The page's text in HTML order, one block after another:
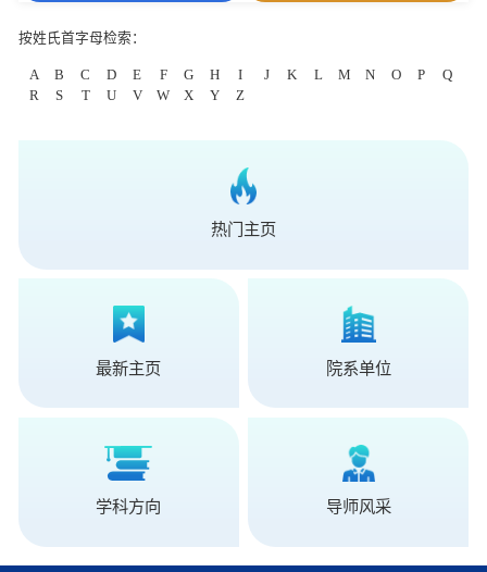
按姓氏首字母检索：
A B C D E F G H I J K L M N O P
Q
R
S T U V W X Y Z
热门主页
最新主页 院系单位
学科方向 导师风采